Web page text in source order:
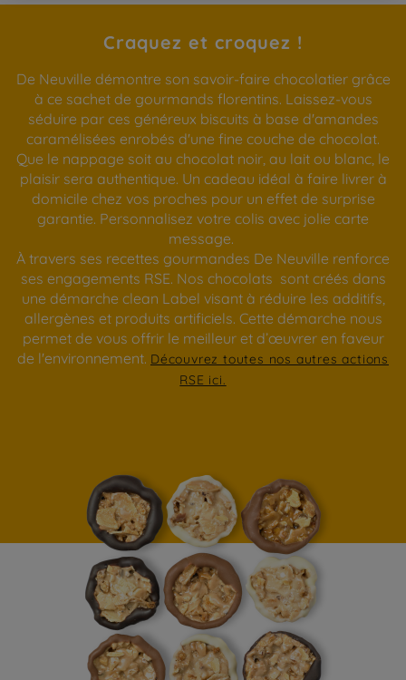
Craquez et croquez !
De Neuville démontre son savoir-faire chocolatier grâce
à ce sachet de gourmands florentins. Laissez-vous
séduire par ces généreux biscuits à base d'amandes
caramélisées enrobés d'une fine couche de chocolat.
Que le nappage soit au chocolat noir, au lait ou blanc, le
plaisir sera authentique. Un cadeau idéal à faire livrer à
domicile chez vos proches pour un effet de surprise
garantie. Personnalisez votre colis avec jolie carte
message.
À travers ses recettes gourmandes De Neuville renforce
ses engagements RSE. Nos chocolats sont créés dans
une démarche clean Label visant à réduire les additifs,
allergènes et produits artificiels. Cette démarche nous
permet de vous offrir le meilleur et d’œuvrer en faveur
de l'environnement. Découvrez toutes nos autres actions
RSE ici.